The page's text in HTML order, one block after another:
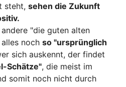
steht, sehen die Zukunft
"die guten alten
noch so "ursprünglich
sich auskennt, der findet
Schätze", die meist im
somit noch nicht durch